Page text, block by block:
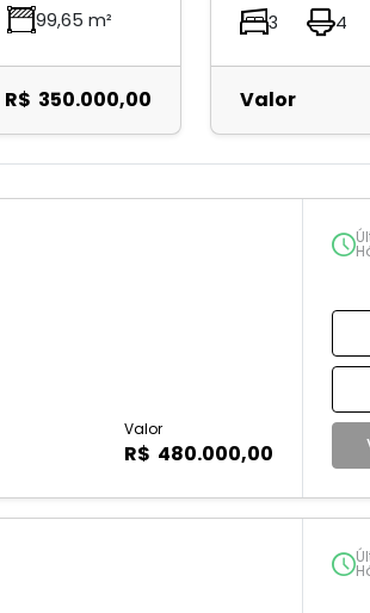
99,65 m²
R$ 350.000,00
3 4
Valor
Valor
R$ 480.000,00